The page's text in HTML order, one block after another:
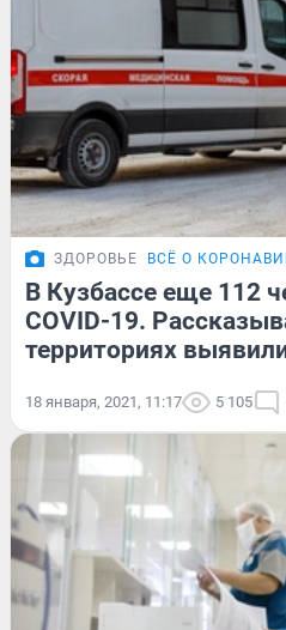
ЗДОРОВЬЕ ВСЁ О
В Кузбассе еще 112
COVID-19.
территориях
18 января, 2021, 11:17 5 105